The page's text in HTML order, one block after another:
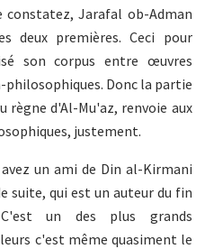
constatez, Jarafal ob-Adman
deux premières. Ceci pour
son corpus entre œuvres
Donc la partie
règne d'Al-Mu'az, renvoie aux
justement.
un ami de Din al-Kirmani
suite, qui est un auteur du fin
un des plus grands
c'est même quasiment le